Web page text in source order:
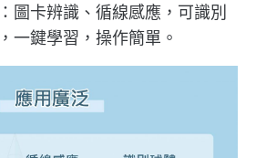
圖卡辨識、循線感應，可識別
一鍵學習，操作簡單。